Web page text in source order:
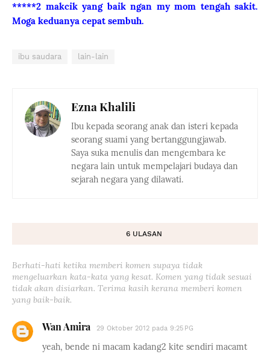
*****2 makcik yang baik ngan my mom tengah sakit.
Moga keduanya cepat sembuh.
ibu saudara lain-lain
Ezna Khalili
Ibu kepada seorang anak dan isteri kepada
seorang suami yang bertanggungjawab.
Saya suka menulis dan mengembara ke
negara lain untuk mempelajari budaya dan
sejarah negara yang dilawati.
6 ULASAN
Berhati-hati ketika memberi komen supaya tidak
mengeluarkan kata-kata yang kesat. Komen yang tidak sesuai
tidak akan disiarkan. Terima kasih kerana memberi komen
yang baik-baik.
Wan Amira 29 Oktober 2012 pada 9:25 PG
yeah, bende ni macam kadang2 kite sendiri macamt